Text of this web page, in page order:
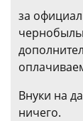
за
Внуки на
ничего.